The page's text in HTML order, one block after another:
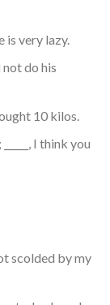
is very lazy.
not do his
10 kilos.
I think you
scolded by my